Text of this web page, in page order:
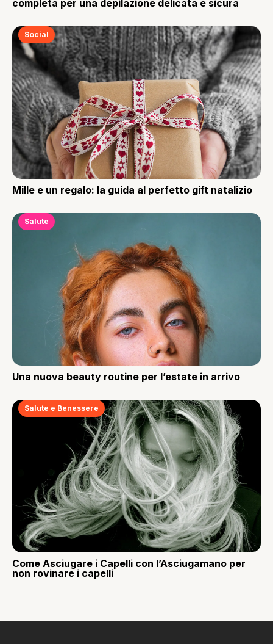
completa per una depilazione delicata e sicura
Social
Mille e un regalo: la guida al perfetto gift natalizio
Salute
Una nuova beauty routine per l’estate in arrivo
Salute e Benessere
Come Asciugare i Capelli con l’Asciugamano per
non rovinare i capelli